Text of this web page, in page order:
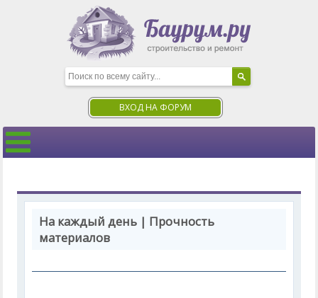
ВХОД НА ФОРУМ
На каждый день | Прочность
материалов